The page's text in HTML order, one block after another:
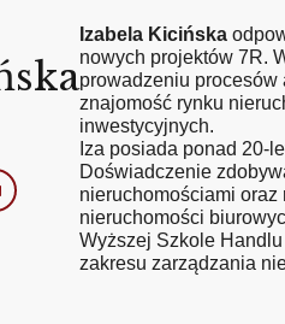
Izabela Kicińska
nowych projektów 7R.
prowadzeniu
znajomość rynku
inwestycyjnych.
Iza posiada ponad 20-
Doświadczenie
nieruchomościami oraz
nieruchomości
Wyższej Szkole
zakresu zarządzania